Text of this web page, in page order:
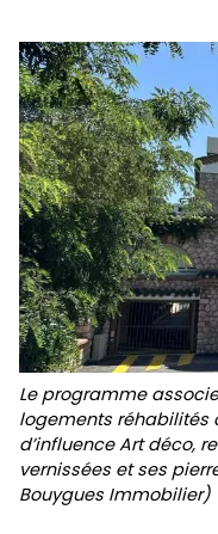
Le programme
logements réhabilités
d’influence Art déco,
vernissées et ses
Bouygues Immobilier)